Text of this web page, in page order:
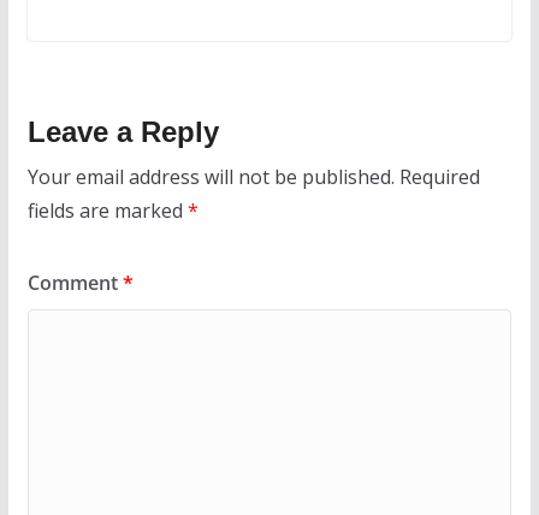
Leave a Reply
Your email address will not be published. Required
fields are marked *
Comment*